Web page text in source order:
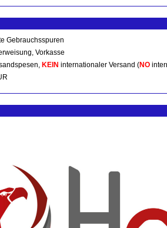
Gebrauchsspuren
Vorkasse
KEIN internationaler Versand (NO